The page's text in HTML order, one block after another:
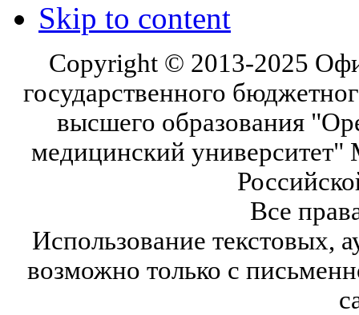
Skip to content
Copyright © 2013-2025
государственного
высшего образования
медицинский университет"
Все
Использование текстовых,
возможно только с